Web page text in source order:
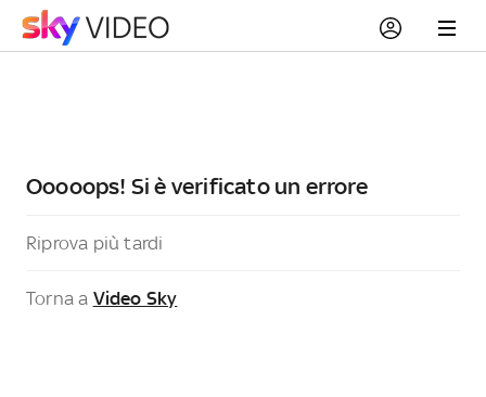
Ooooops! Si è verificato un errore
Riprova più tardi
Torna a Video Sky